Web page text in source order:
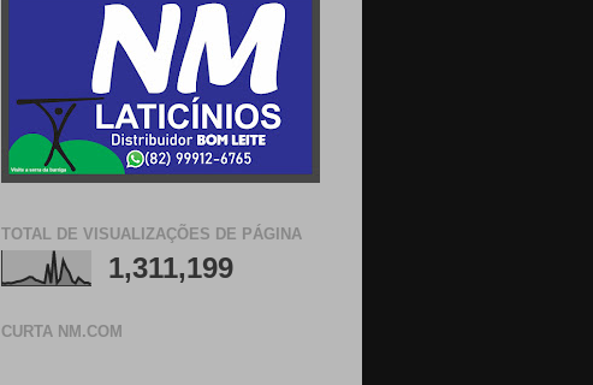
TOTAL DE VISUALIZAÇÕES DE PÁGINA
1,311,199
CURTA NM.COM